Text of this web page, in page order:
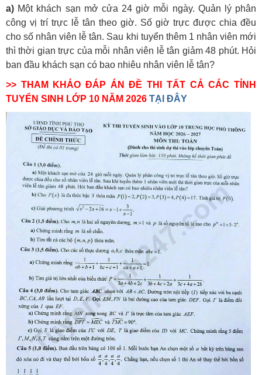
a) Một khách sạn mở cửa 24 giờ mỗi ngày. Quản lý phân
công vị trí trực lễ tân theo giờ. Số giờ trực được chia đều
cho số nhân viên lễ tân. Sau khi tuyển thêm 1 nhân viên mới
thì thời gian trực của mỗi nhân viên lễ tân giảm 48 phút. Hỏi
ban đầu khách sạn có bao nhiêu nhân viên lễ tân?
>> THAM KHẢO ĐÁP ÁN ĐỀ THI TẤT CẢ CÁC TỈNH
TUYỂN SINH LỚP 10 NĂM 2026 TẠI ĐÂY